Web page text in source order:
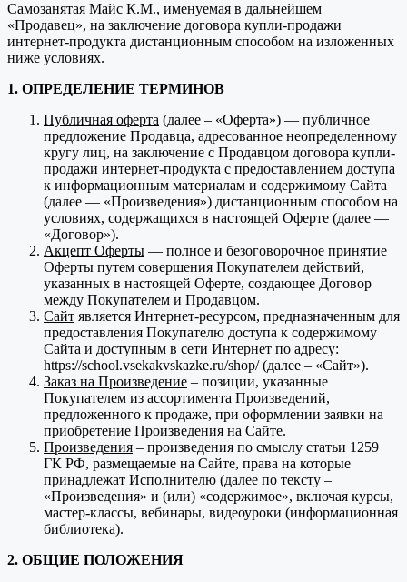
Самозанятая Майс К.М., именуемая в дальнейшем
«Продавец», на заключение договора купли-продажи
интернет-продукта дистанционным способом на изложенных
ниже условиях.
1. ОПРЕДЕЛЕНИЕ ТЕРМИНОВ
Публичная оферта (далее – «Оферта») — публичное
предложение Продавца, адресованное неопределенному
кругу лиц, на заключение с Продавцом договора купли-
продажи интернет-продукта с предоставлением доступа
к информационным материалам и содержимому Сайта
(далее — «Произведения») дистанционным способом на
условиях, содержащихся в настоящей Оферте (далее —
«Договор»).
Акцепт Оферты — полное и безоговорочное принятие
Оферты путем совершения Покупателем действий,
указанных в настоящей Оферте, создающее Договор
между Покупателем и Продавцом.
Сайт является Интернет-ресурсом, предназначенным для
предоставления Покупателю доступа к содержимому
Сайта и доступным в сети Интернет по адресу:
https://school.vsekakvskazke.ru/shop/ (далее – «Сайт»).
Заказ на Произведение – позиции, указанные
Покупателем из ассортимента Произведений,
предложенного к продаже, при оформлении заявки на
приобретение Произведения на Сайте.
Произведения – произведения по смыслу статьи 1259
ГК РФ, размещаемые на Сайте, права на которые
принадлежат Исполнителю (далее по тексту –
«Произведения» и (или) «содержимое», включая курсы,
мастер-классы, вебинары, видеоуроки (информационная
библиотека).
2. ОБЩИЕ ПОЛОЖЕНИЯ